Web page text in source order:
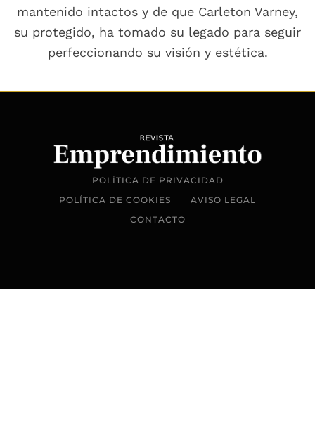
mantenido intactos y de que Carleton Varney,
su protegido, ha tomado su legado para seguir
perfeccionando su visión y estética.
POLÍTICA DE PRIVACIDAD
POLÍTICA DE COOKIES
AVISO LEGAL
CONTACTO